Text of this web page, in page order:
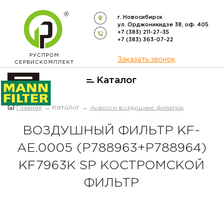
РУСПРОМ
СЕРВИСКОМПЛЕКТ
г. Новосибирск
ул. Орджоникидзе 38, оф. 405
+7 (383) 211-27-35
+7 (383) 363-07-22
Заказать звонок
Каталог
ОФИЦИАЛЬНЫЙ ДИСТРИБЬЮТОР
Главная → Каталог → Аналоги воздушные фильтры
ВОЗДУШНЫЙ ФИЛЬТР KF-
AE.0005 (P788963+P788964)
KF7963K SP КОСТРОМСКОЙ
ФИЛЬТР